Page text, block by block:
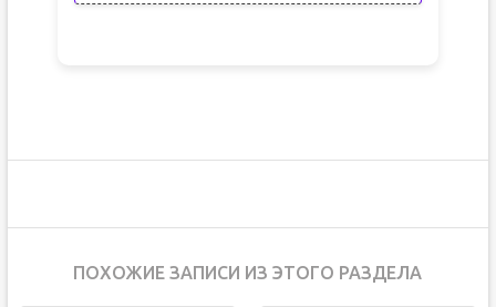
ПОХОЖИЕ ЗАПИСИ ИЗ ЭТОГО РАЗДЕЛА